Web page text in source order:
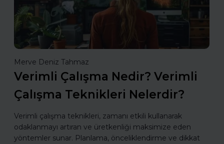
Merve Deniz Tahmaz
Verimli Çalışma Nedir? Verimli
Çalışma Teknikleri Nelerdir?
Verimli çalışma teknikleri, zamanı etkili kullanarak
odaklanmayı artıran ve üretkenliği maksimize eden
yöntemler sunar. Planlama, önceliklendirme ve dikkat